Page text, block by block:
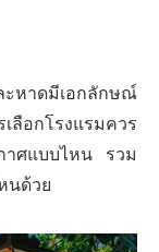
ะหาดมีเอกลักษณ์
กโรงแรมควร
าศแบบไหน รวม
นด้วย